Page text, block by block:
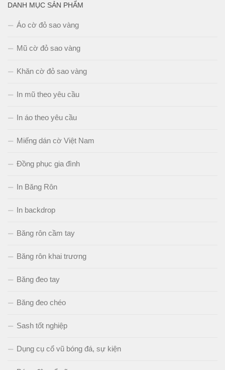
DANH MỤC SẢN PHẨM
Áo cờ đỏ sao vàng
Mũ cờ đỏ sao vàng
Khăn cờ đỏ sao vàng
In mũ theo yêu cầu
In áo theo yêu cầu
Miếng dán cờ Việt Nam
Đồng phục gia đình
In Băng Rôn
In backdrop
Băng rôn cầm tay
Băng rôn khai trương
Băng đeo tay
Băng đeo chéo
Sash tốt nghiệp
Dụng cụ cổ vũ bóng đá, sự kiện